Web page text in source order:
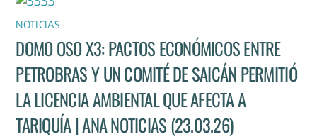
NOTICIAS
DOMO OSO X3: PACTOS ECONÓMICOS ENTRE
PETROBRAS Y UN COMITÉ DE SAICÁN PERMITIÓ
LA LICENCIA AMBIENTAL QUE AFECTA A
TARIQUÍA | ANA NOTICIAS (23.03.26)